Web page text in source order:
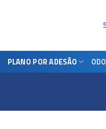
PLANO POR ADESÃO